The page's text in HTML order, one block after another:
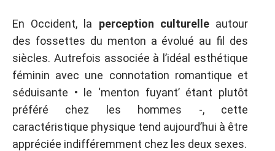
En Occident, la perception culturelleautour
des fossettes du menton a évolué au fil des
siècles. Autrefois associée à l’idéal esthétique
féminin avec une connotation romantique et
séduisante • le ‘menton fuyant’ étant plutôt
préféré chez les hommes -, cette
caractéristique physique tend aujourd’hui à être
appréciée indifféremment chez les deux sexes.